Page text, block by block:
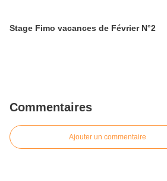
Stage Fimo vacances de Février N°2
Commentaires
Ajouter un commentaire